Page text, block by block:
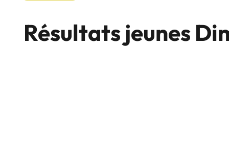
Résultats jeunes